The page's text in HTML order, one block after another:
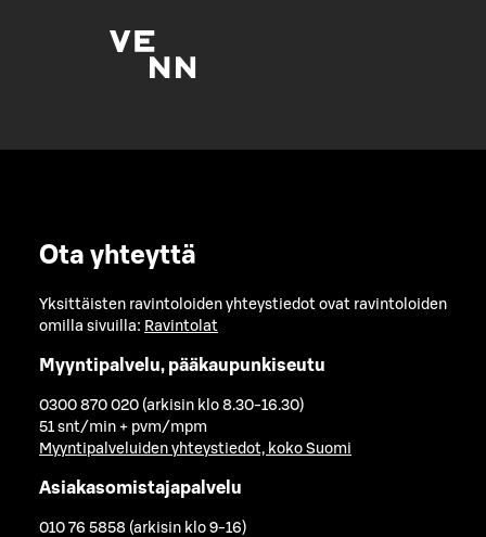
Ota yhteyttä
Yksittäisten ravintoloiden yhteystiedot ovat ravintoloiden
omilla sivuilla: Ravintolat
Myyntipalvelu, pääkaupunkiseutu
0300 870 020 (arkisin klo 8.30-16.30)
51 snt/min + pvm/mpm
Myyntipalveluiden yhteystiedot, koko Suomi
Asiakasomistajapalvelu
010 76 5858 (arkisin klo 9-16)